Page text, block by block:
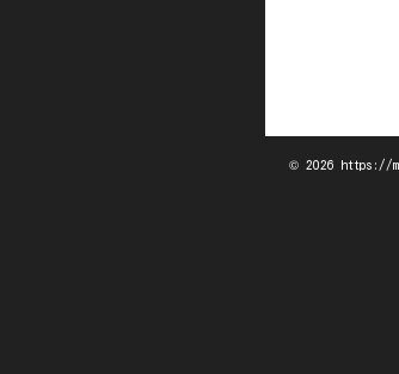
© 2026 https://